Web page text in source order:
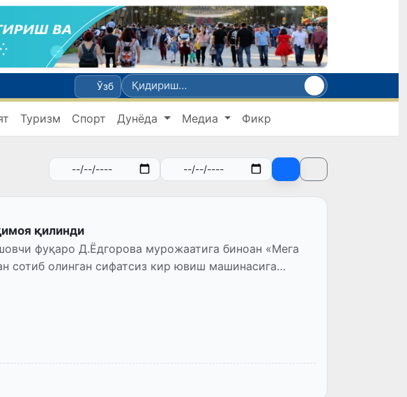
Ўзб
Туризм Спорт Дунёда Медиа Фикр
қилинди
фуқаро Д.Ёдгорова мурожаатига биноан «Мега
сифатсиз кир ювиш машинасига